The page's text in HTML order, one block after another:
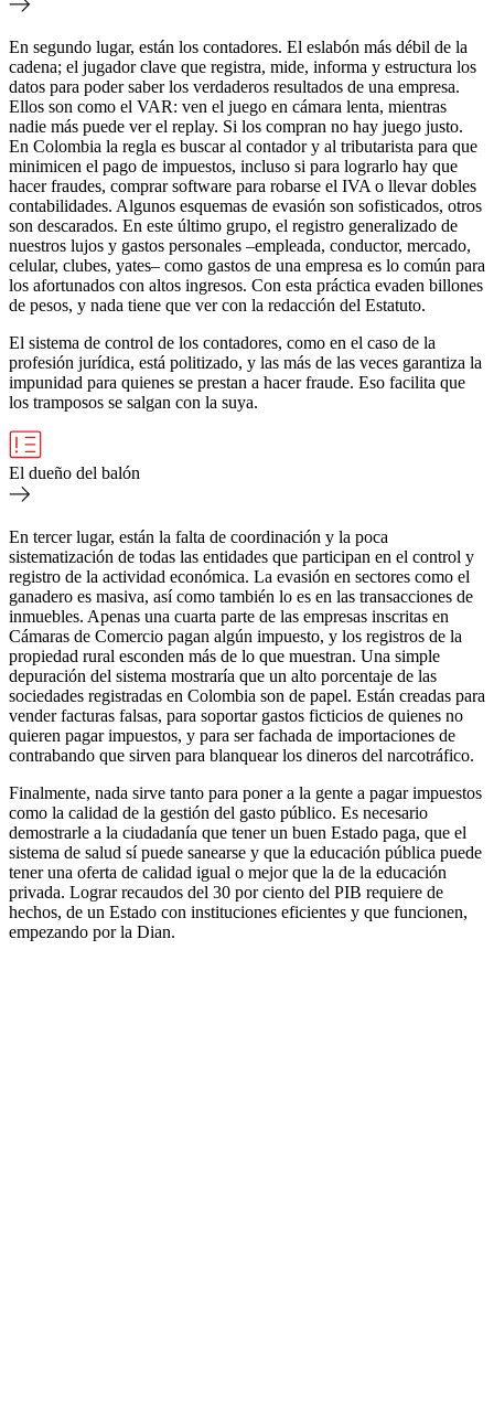
En segundo lugar, están los contadores. El eslabón más débil de la
cadena; el jugador clave que registra, mide, informa y estructura los
datos para poder saber los verdaderos resultados de una empresa.
Ellos son como el VAR: ven el juego en cámara lenta, mientras
nadie más puede ver el replay. Si los compran no hay juego justo.
En Colombia la regla es buscar al contador y al tributarista para que
minimicen el pago de impuestos, incluso si para lograrlo hay que
hacer fraudes, comprar software para robarse el IVA o llevar dobles
contabilidades. Algunos esquemas de evasión son sofisticados, otros
son descarados. En este último grupo, el registro generalizado de
nuestros lujos y gastos personales –empleada, conductor, mercado,
celular, clubes, yates– como gastos de una empresa es lo común para
los afortunados con altos ingresos. Con esta práctica evaden billones
de pesos, y nada tiene que ver con la redacción del Estatuto.
El sistema de control de los contadores, como en el caso de la
profesión jurídica, está politizado, y las más de las veces garantiza la
impunidad para quienes se prestan a hacer fraude. Eso facilita que
los tramposos se salgan con la suya.
El dueño del balón
En tercer lugar, están la falta de coordinación y la poca
sistematización de todas las entidades que participan en el control y
registro de la actividad económica. La evasión en sectores como el
ganadero es masiva, así como también lo es en las transacciones de
inmuebles. Apenas una cuarta parte de las empresas inscritas en
Cámaras de Comercio pagan algún impuesto, y los registros de la
propiedad rural esconden más de lo que muestran. Una simple
depuración del sistema mostraría que un alto porcentaje de las
sociedades registradas en Colombia son de papel. Están creadas para
vender facturas falsas, para soportar gastos ficticios de quienes no
quieren pagar impuestos, y para ser fachada de importaciones de
contrabando que sirven para blanquear los dineros del narcotráfico.
Finalmente, nada sirve tanto para poner a la gente a pagar impuestos
como la calidad de la gestión del gasto público. Es necesario
demostrarle a la ciudadanía que tener un buen Estado paga, que el
sistema de salud sí puede sanearse y que la educación pública puede
tener una oferta de calidad igual o mejor que la de la educación
privada. Lograr recaudos del 30 por ciento del PIB requiere de
hechos, de un Estado con instituciones eficientes y que funcionen,
empezando por la Dian.